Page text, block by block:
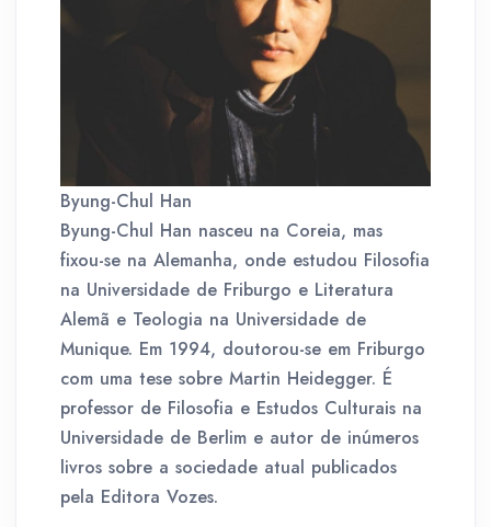
Byung-Chul Han
Byung-Chul Han nasceu na Coreia, mas
fixou-se na Alemanha, onde estudou Filosofia
na Universidade de Friburgo e Literatura
Alemã e Teologia na Universidade de
Munique. Em 1994, doutorou-se em Friburgo
com uma tese sobre Martin Heidegger. É
professor de Filosofia e Estudos Culturais na
Universidade de Berlim e autor de inúmeros
livros sobre a sociedade atual publicados
pela Editora Vozes.